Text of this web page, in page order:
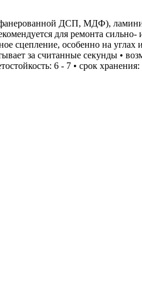
фанерованной ДСП, МДФ),
для ремонта
сцепление, особенно на углах
за считанные секунды •
6 - 7 • срок